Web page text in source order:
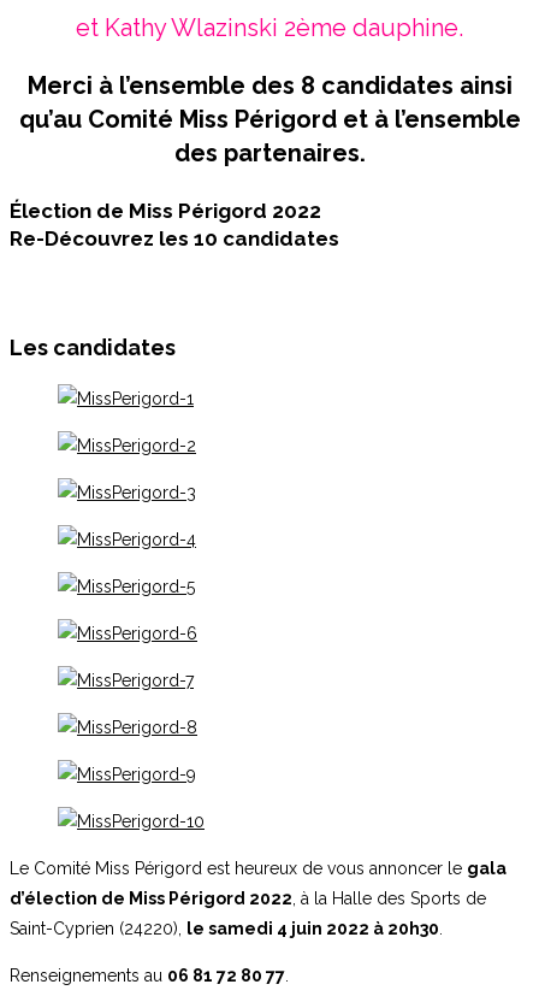
et Kathy Wlazinski 2ème dauphine.
Merci à l’ensemble des 8 candidates ainsi
qu’au Comité Miss Périgord et à l’ensemble
des partenaires.
Élection de Miss Périgord 2022
Re-Découvrez les 10 candidates
Les candidates
Le Comité Miss Périgord est heureux de vous annoncer le gala
d’élection de Miss Périgord 2022 , à la Halle des Sports de
Saint-Cyprien (24220),
le samedi 4 juin 2022 à 20h30
Renseignements au 06 81 72 80 77